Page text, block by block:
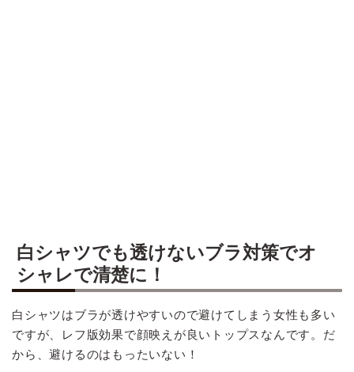
白シャツでも透けないブラ対策でオ
シャレで清楚に！
白シャツはブラが透けやすいので避けてしまう女性も多い
ですが、レフ版効果で顔映えが良いトップスなんです。だ
から、避けるのはもったいない！